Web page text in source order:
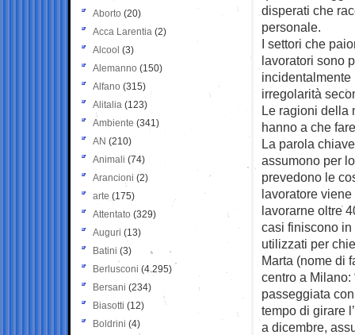
disperati che
personale.
I settori che
lavoratori sono
irregolarità
Le ragioni della
hanno a che
La parola
assumono per
prevedono le
lavoratore
lavorarne oltre
casi finiscono in
utilizzati per
Marta (nome di
centro a Milano:
passeggiata
tempo di girare
a dicembre,
Aborto (20)
Acca Larentia (2)
Alcool (3)
Alemanno (150)
Alfano (315)
Alitalia (123)
Ambiente (341)
AN (210)
Animali (74)
Arancioni (2)
arte (175)
Attentato (329)
Auguri (13)
Batini (3)
Berlusconi (4.295)
Bersani (234)
Biasotti (12)
Boldrini (4)